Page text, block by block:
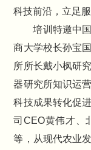
科技前沿，立足
培训特邀中
商大学校长孙宝
所所长戴小枫研
器研究所知识运
科技成果转化促
司CEO黄伟才、
等，从现代农业